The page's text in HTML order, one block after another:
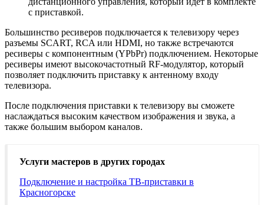
с приставкой.
Большинство ресиверов подключается к телевизору через
разъемы SCART, RCA или HDMI, но также встречаются
ресиверы с компонентным (YPbPr) подключением. Некоторые
ресиверы имеют высокочастотный RF-модулятор, который
позволяет подключить приставку к антенному входу
телевизора.
После подключения приставки к телевизору вы сможете
наслаждаться высоким качеством изображения и звука, а
также большим выбором каналов.
Услуги мастеров в других городах
Подключение и настройка ТВ-приставки в
Красногорске